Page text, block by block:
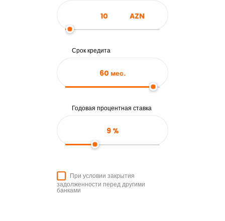
AZN
Срок кредита
60 мес.
Годовая процентная ставка
9%
При условии закрытия
задолженности перед другими
банками